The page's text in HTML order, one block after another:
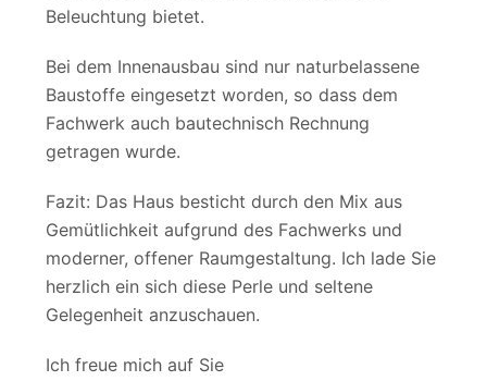
Beleuchtung bietet.
Bei dem Innenausbau sind nur naturbelassene
Baustoffe eingesetzt worden, so dass dem
Fachwerk auch bautechnisch Rechnung
getragen wurde.
Fazit: Das Haus besticht durch den Mix aus
Gemütlichkeit aufgrund des Fachwerks und
moderner, offener Raumgestaltung. Ich lade Sie
herzlich ein sich diese Perle und seltene
Gelegenheit anzuschauen.
Ich freue mich auf Sie